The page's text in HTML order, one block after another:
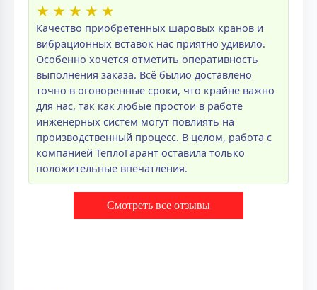
★ ★ ★ ★ ★
Качество приобретенных шаровых кранов и
вибрационных вставок нас приятно удивило.
Особенно хочется отметить оперативность
выполнения заказа. Всё былио доставлено
точно в оговоренные сроки, что крайне важно
для нас, так как любые простои в работе
инженерных систем могут повлиять на
производственный процесс. В целом, работа с
компанией ТеплоГарант оставила только
положительные впечатления.
Смотреть все отзывы